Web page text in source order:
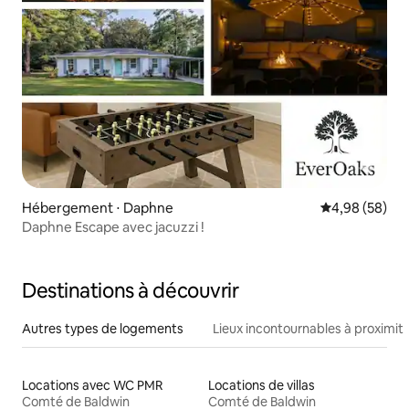
Hébergement ⋅ Daphne Évaluation
4,98 (58)
Daphne Escape avec jacuzzi !
Destinations à découvrir
Autres types de logements Lieux incontournables à
Locations avec WC PMR
Comté de Baldwin
Locations de villas
Comté de Baldwin